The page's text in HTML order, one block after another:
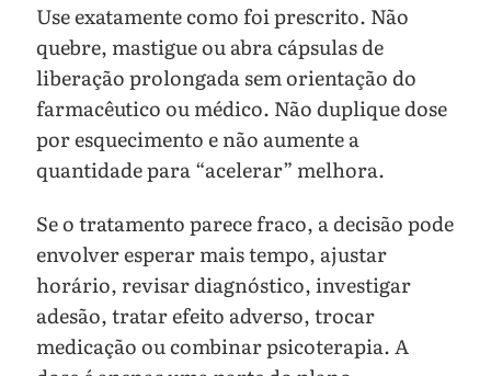
Use exatamente como foi prescrito. Não
quebre, mastigue ou abra cápsulas de
liberação prolongada sem orientação do
farmacêutico ou médico. Não duplique dose
por esquecimento e não aumente a
quantidade para “acelerar” melhora.
Se o tratamento parece fraco, a decisão pode
envolver esperar mais tempo, ajustar
horário, revisar diagnóstico, investigar
adesão, tratar efeito adverso, trocar
medicação ou combinar psicoterapia. A